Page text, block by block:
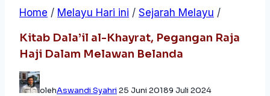
Home / Melayu Hari ini / Sejarah Melayu /
Kitab Dala’il al-Khayrat, Pegangan Raja
Haji Dalam Melawan Belanda
olehAswandi Syahri 25 Juni 20189 Juli 2024